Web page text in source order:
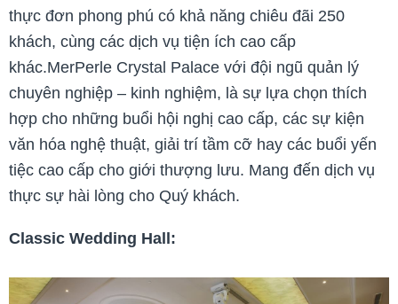
thực đơn phong phú có khả năng chiêu đãi 250
khách, cùng các dịch vụ tiện ích cao cấp
khác.MerPerle Crystal Palace với đội ngũ quản lý
chuyên nghiệp – kinh nghiệm, là sự lựa chọn thích
hợp cho những buổi hội nghị cao cấp, các sự kiện
văn hóa nghệ thuật, giải trí tầm cỡ hay các buổi yến
tiệc cao cấp cho giới thượng lưu. Mang đến dịch vụ
thực sự hài lòng cho Quý khách.
Classic Wedding Hall: